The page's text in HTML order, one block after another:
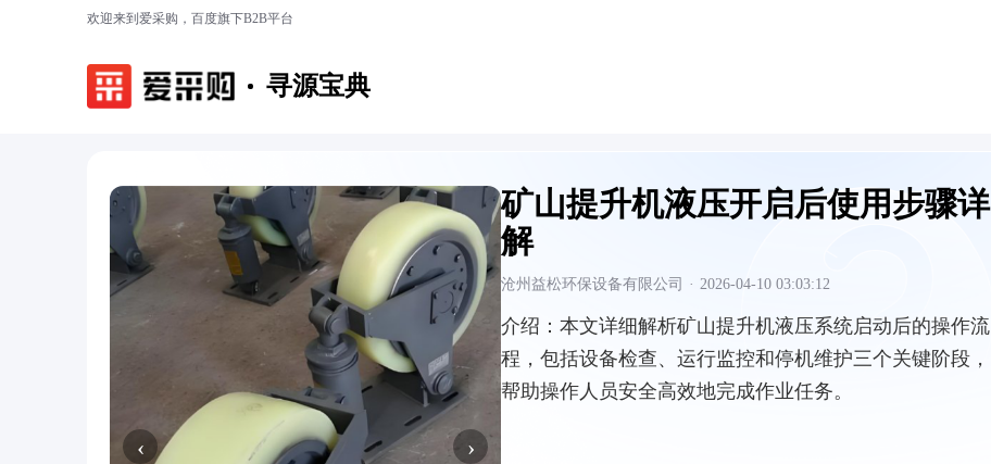
欢迎来到爱采购，百度旗下B2B平台
寻源宝典
‹ ›
矿山提升机液压开启后使用步骤详
解
沧州益松环保设备有限公司 · 2026-04-10 03:03:12
介绍： 本文详细解析矿山提升机液压系统启动后的操作流
程，包括设备检查、运行监控和停机维护三个关键阶段，
帮助操作人员安全高效地完成作业任务。